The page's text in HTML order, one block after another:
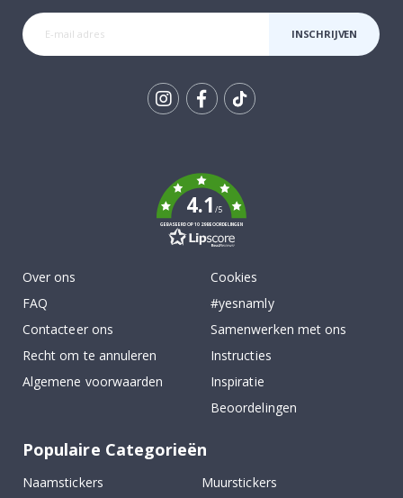
INSCHRIJVEN
4.1/5
GEBASEERD OP 1029 BEOORDELINGEN
Over ons
FAQ
Contacteer ons
Recht om te annuleren
Algemene voorwaarden
Cookies
#yesnamly
Samenwerken met ons
Instructies
Inspiratie
Beoordelingen
Populaire Categorieën
Naamstickers
Muurstickers